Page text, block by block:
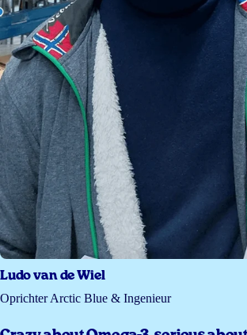
Ludo van de Wiel
Oprichter Arctic Blue & Ingenieur